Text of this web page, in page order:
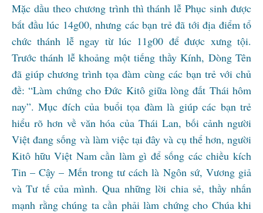
Mặc dầu theo chương trình thì thánh lễ Phục sinh được
bắt đầu lúc 14g00, nhưng các bạn trẻ đã tới địa điểm tổ
chức thánh lễ ngay từ lúc 11g00 để được xưng tội.
Trước thánh lễ khoảng một tiếng thầy Kính, Dòng Tên
đã giúp chương trình tọa đàm cùng các bạn trẻ với chủ
đề: “Làm chứng cho Đức Kitô giữa lòng đất Thái hôm
nay”. Mục đích của buổi tọa đàm là giúp các bạn trẻ
hiểu rõ hơn về văn hóa của Thái Lan, bối cảnh người
Việt đang sống và làm việc tại đây và cụ thể hơn, người
Kitô hữu Việt Nam cần làm gì để sống các chiều kích
Tin – Cậy – Mến trong tư cách là Ngôn sứ, Vương giả
và Tư tế của mình. Qua những lời chia sẻ, thầy nhấn
mạnh rằng chúng ta cần phải làm chứng cho Chúa khi